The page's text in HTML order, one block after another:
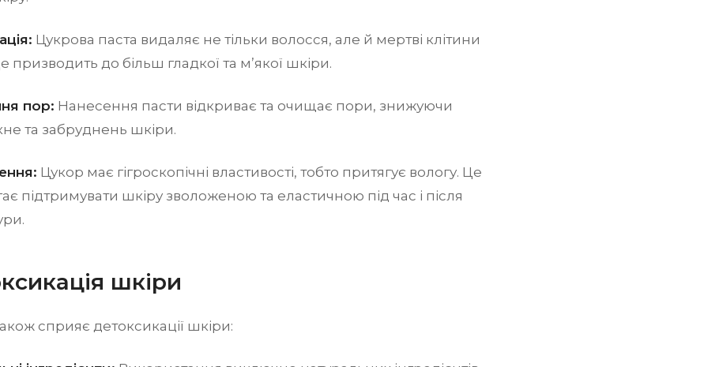
Цукрова паста видаляє не тільки волосся, але й мертві клітини
призводить до більш гладкої та м’якої шкіри.
пор: Нанесення пасти відкриває та очищає пори, знижуючи
та забруднень шкіри.
Цукор має гігроскопічні властивості, тобто притягує вологу. Це
підтримувати шкіру зволоженою та еластичною під час і після
шкіри
сприяє детоксикації шкіри: